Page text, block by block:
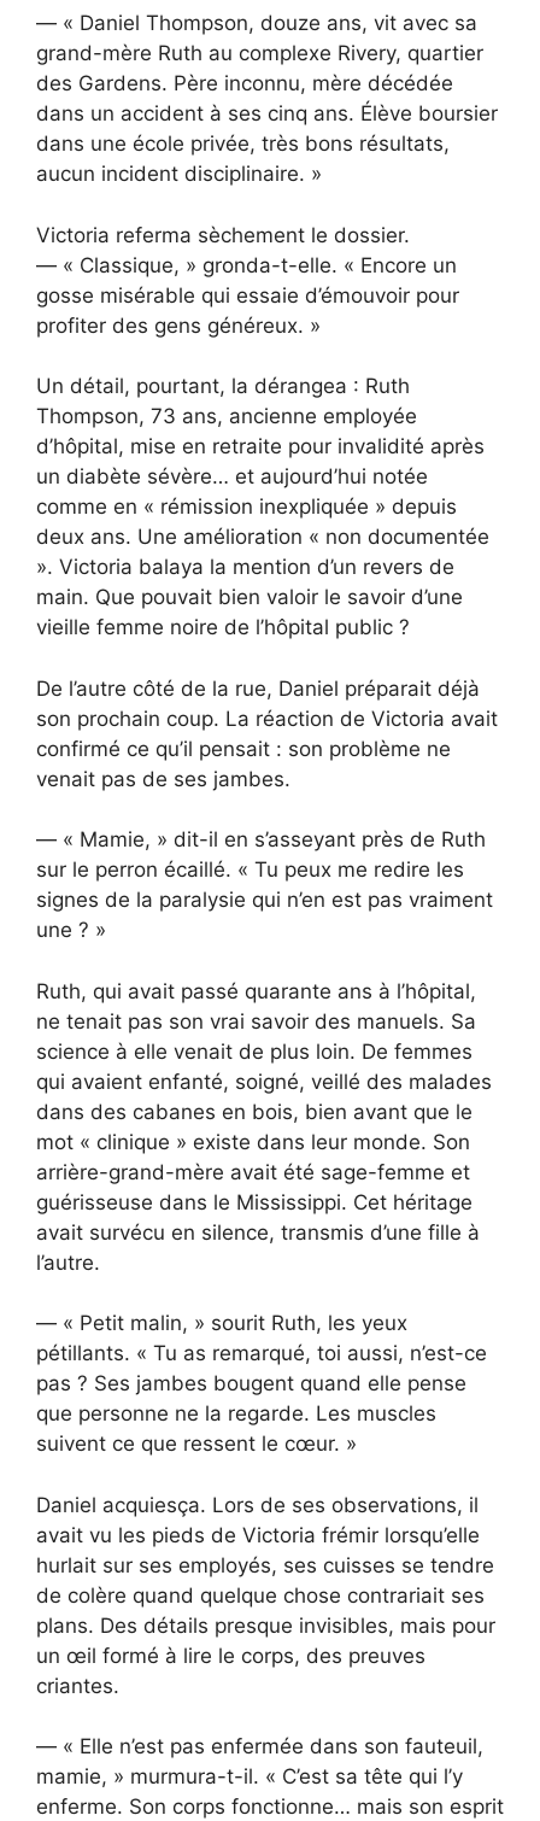
— « Daniel Thompson, douze ans, vit avec sa
grand-mère Ruth au complexe Rivery, quartier
des Gardens. Père inconnu, mère décédée
dans un accident à ses cinq ans. Élève boursier
dans une école privée, très bons résultats,
aucun incident disciplinaire. »
Victoria referma sèchement le dossier.
— « Classique, » gronda-t-elle. « Encore un
gosse misérable qui essaie d’émouvoir pour
profiter des gens généreux. »
Un détail, pourtant, la dérangea : Ruth
Thompson, 73 ans, ancienne employée
d’hôpital, mise en retraite pour invalidité après
un diabète sévère… et aujourd’hui notée
comme en « rémission inexpliquée » depuis
deux ans. Une amélioration « non documentée
». Victoria balaya la mention d’un revers de
main. Que pouvait bien valoir le savoir d’une
vieille femme noire de l’hôpital public ?
De l’autre côté de la rue, Daniel préparait déjà
son prochain coup. La réaction de Victoria avait
confirmé ce qu’il pensait : son problème ne
venait pas de ses jambes.
— « Mamie, » dit-il en s’asseyant près de Ruth
sur le perron écaillé. « Tu peux me redire les
signes de la paralysie qui n’en est pas vraiment
une ? »
Ruth, qui avait passé quarante ans à l’hôpital,
ne tenait pas son vrai savoir des manuels. Sa
science à elle venait de plus loin. De femmes
qui avaient enfanté, soigné, veillé des malades
dans des cabanes en bois, bien avant que le
mot « clinique » existe dans leur monde. Son
arrière-grand-mère avait été sage-femme et
guérisseuse dans le Mississippi. Cet héritage
avait survécu en silence, transmis d’une fille à
l’autre.
— « Petit malin, » sourit Ruth, les yeux
pétillants. « Tu as remarqué, toi aussi, n’est-ce
pas ? Ses jambes bougent quand elle pense
que personne ne la regarde. Les muscles
suivent ce que ressent le cœur. »
Daniel acquiesça. Lors de ses observations, il
avait vu les pieds de Victoria frémir lorsqu’elle
hurlait sur ses employés, ses cuisses se tendre
de colère quand quelque chose contrariait ses
plans. Des détails presque invisibles, mais pour
un œil formé à lire le corps, des preuves
criantes.
— « Elle n’est pas enfermée dans son fauteuil,
mamie, » murmura-t-il. « C’est sa tête qui l’y
enferme. Son corps fonctionne… mais son esprit